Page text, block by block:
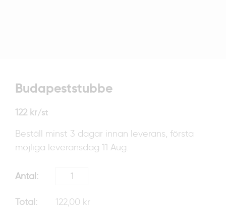
Budapeststubbe
122 kr/st
Beställ minst 3 dagar innan leverans, första
möjliga leveransdag 11 Aug.
122,00 kr